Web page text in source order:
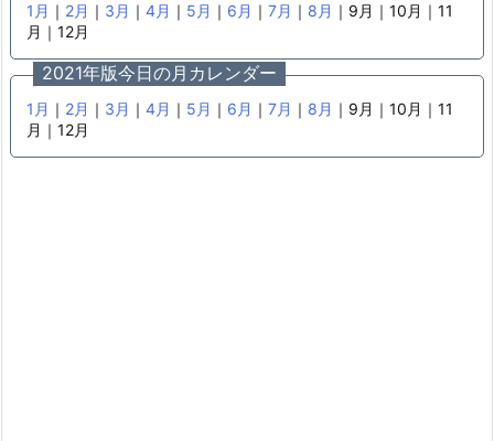
1月 ｜ 2月 ｜ 3月 ｜ 4月 ｜ 5月 ｜ 6月 ｜ 7月 ｜ 8月 ｜9月｜10月｜11
月｜12月
2021年版今日の月カレンダー
1月 ｜ 2月 ｜ 3月 ｜ 4月 ｜ 5月 ｜ 6月 ｜ 7月 ｜ 8月 ｜9月｜10月｜11
月｜12月